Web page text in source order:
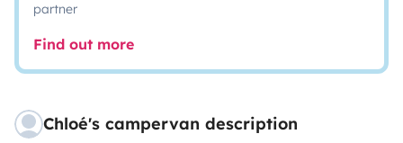
partner
Find out more
Chloé's campervan description